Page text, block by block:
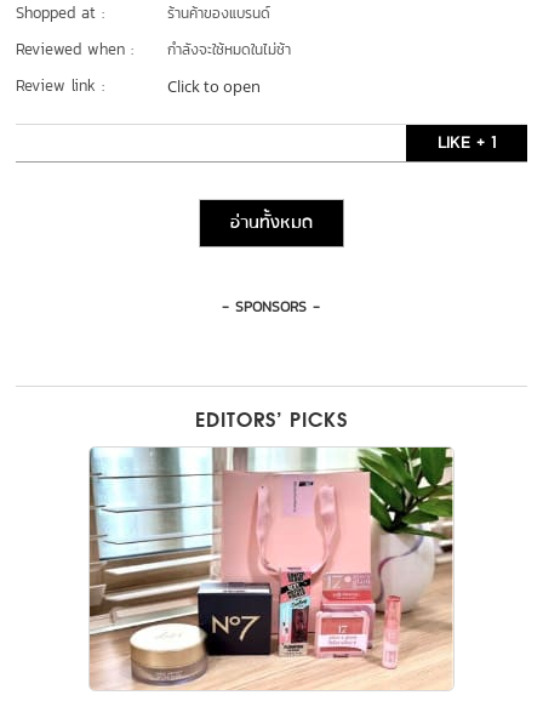
Shopped at : ร้านค้าของแบรนด์
Reviewed when : กำลังจะใช้หมดในไม่ช้า
Review link : Click to open
LIKE + 1
อ่านทั้งหมด
- SPONSORS -
EDITORS’ PICKS